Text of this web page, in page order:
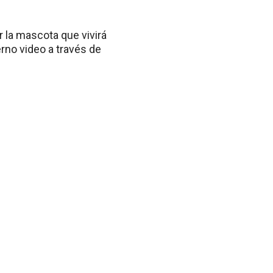
la mascota que vivirá
video a través de